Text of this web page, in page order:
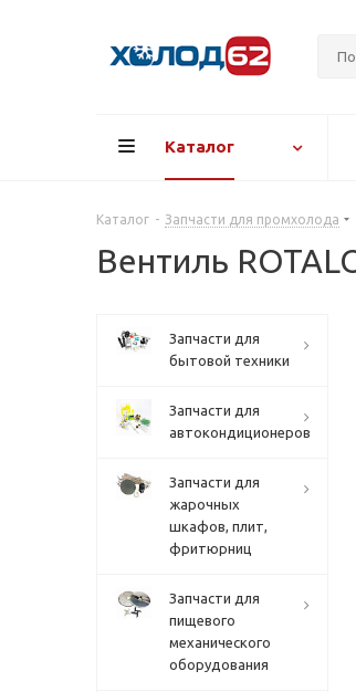
Каталог
Каталог - Запчасти для промхолода
Вентиль
Запчасти для
бытовой техники
Запчасти для
автокондиционеров
Запчасти для
жарочных
шкафов, плит,
фритюрниц
Запчасти для
пищевого
механического
оборудования